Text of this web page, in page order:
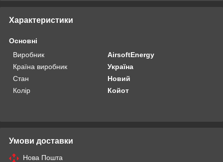
Характеристики
Основні
Виробник
AirsoftEnergy
Країна виробник
Україна
Стан
Новий
Колір
Койот
Умови доставки
Нова Пошта